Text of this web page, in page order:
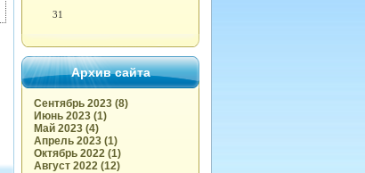
31
Архив сайта
Сентябрь 2023 (8)
Июнь 2023 (1)
Май 2023 (4)
Апрель 2023 (1)
Октябрь 2022 (1)
Август 2022 (12)